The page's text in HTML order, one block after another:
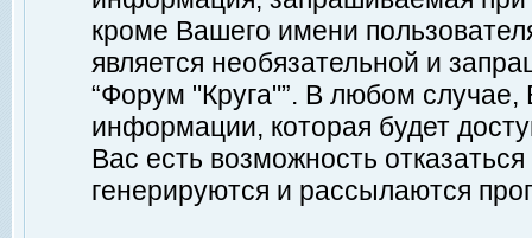
кроме Вашего имени
является необязательной и
“Форум "Круга"”. В любом
информации, которая будет
Вас есть возможность
генерируются и рассылаются